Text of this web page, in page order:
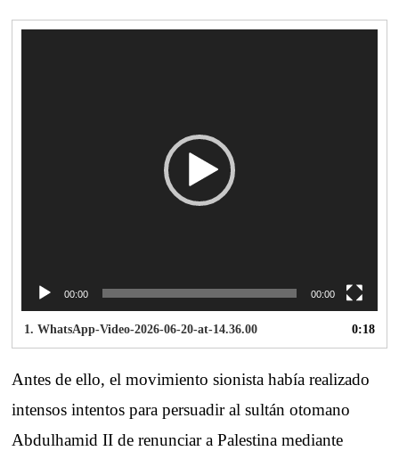
00:00 00:00
1.WhatsApp-Video-2026-06-20-at-14.36.00 0:18
Antes de ello, el movimiento sionista había realizado
intensos intentos para persuadir al sultán otomano
Abdulhamid II de renunciar a Palestina mediante